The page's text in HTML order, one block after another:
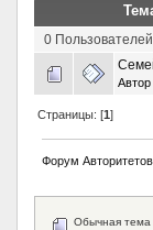
0
Автор
Страницы: [1]
Форум
Обычная тема